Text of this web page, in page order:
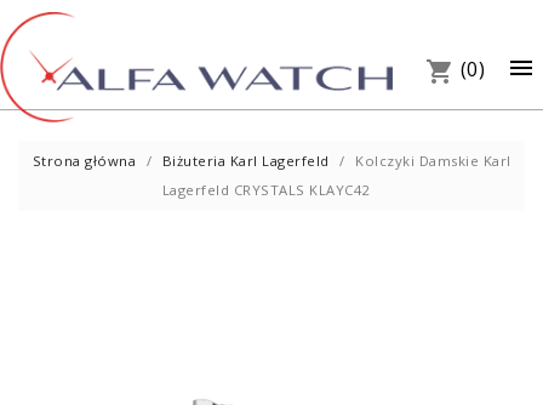

shopping_cart (0)
Strona główna Biżuteria Karl Lagerfeld
Kolczyki Damskie Karl
Lagerfeld CRYSTALS KLAYC42